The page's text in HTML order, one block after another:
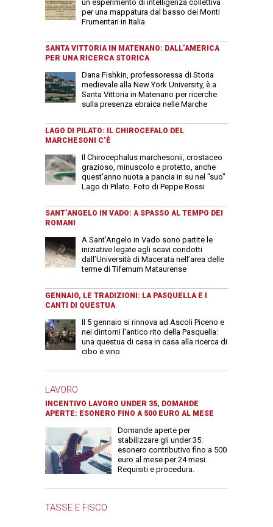
un esperimento di intelligenza collettiva
per una mappatura dal basso dei Monti
Frumentari in Italia
SANTA VITTORIA IN MATENANO: DALL’AMERICA
PER UNA RICERCA STORICA
Dana Fishkin, professoressa di Storia
medievale alla New York University, è a
Santa Vittoria in Matenano per ricerche
sulla presenza ebraica nelle Marche
LAGO DI PILATO: IL CHIROCEFALO DEL
MARCHESONI C’È
Il Chirocephalus marchesonii, crostaceo
grazioso, minuscolo e protetto, anche
quest'anno nuota a pancia in su nel "suo"
Lago di Pilato. Foto di Peppe Rossi
SANT’ANGELO IN VADO: A SPASSO AL TEMPO DEI
ROMANI
A Sant’Angelo in Vado sono partite le
iniziative legate agli scavi condotti
dall’Università di Macerata nell’area delle
terme di Tifernum Mataurense
GENNAIO, LE TRADIZIONI: LA PASQUELLA E I
CANTI DI QUESTUA
Il 5 gennaio si rinnova ad Ascoli Piceno e
nei dintorni l'antico rito della Pasquella:
una questua di casa in casa alla ricerca di
cibo e vino
LAVORO
INCENTIVO LAVORO UNDER 35, DOMANDE
APERTE: ESONERO FINO A 500 EURO AL MESE
Domande aperte per
stabilizzare gli under 35:
esonero contributivo fino a 500
euro al mese per 24 mesi.
Requisiti e procedura.
TASSE E FISCO